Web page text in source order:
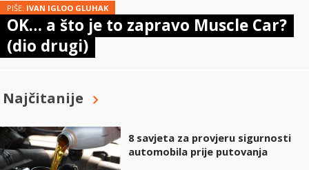
PIŠE: IVAN IGLOO GLUHAK
OK… a što je to zapravo Muscle Car?
(dio drugi)
Najčitanije
8 savjeta za provjeru sigurnosti
automobila prije putovanja